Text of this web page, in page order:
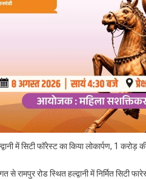
में सिटी फॉरेस्ट का किया लोकार्पण, 1 करोड़
से रामपुर रोड स्थित हल्द्वानी में निर्मित सिटी